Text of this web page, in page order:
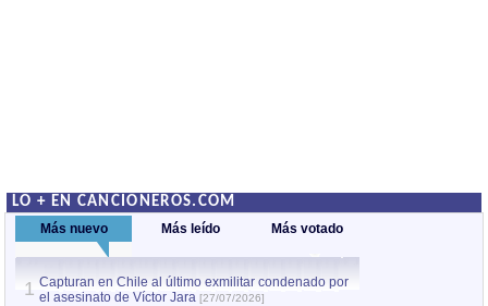
LO + EN CANCIONEROS.COM
Más nuevo Más leído Más votado
1 Capturan en Chile al último exmilitar condenado por
el asesinato de Víctor Jara [27/07/2026]